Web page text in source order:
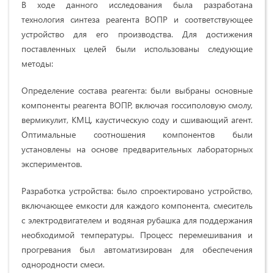
В ходе данного исследования была разработана
технология синтеза реагента ВОПР и соответствующее
устройство для его производства. Для достижения
поставленных целей были использованы следующие
методы:
Определение состава реагента: были выбраны основные
компоненты реагента ВОПР, включая госсиполовую смолу,
вермикулит, КМЦ, каустическую соду и сшивающий агент.
Оптимальные соотношения компонентов были
установлены на основе предварительных лабораторных
экспериментов.
Разработка устройства: было спроектировано устройство,
включающее емкости для каждого компонента, смеситель
с электродвигателем и водяная рубашка для поддержания
необходимой температуры. Процесс перемешивания и
прогревания был автоматизирован для обеспечения
однородности смеси.